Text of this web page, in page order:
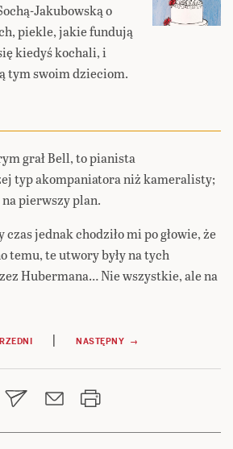
Jakubowską o
piekle, jakie fundują
kiedyś kochali, i
tym swoim dzieciom.
grał Bell, to pianista
typ akompaniatora niż kameralisty;
pierwszy plan.
czas jednak chodziło mi po głowie, że
temu, te utwory były na tych
Hubermana… Nie wszystkie, ale na
| NASTĘPNY →